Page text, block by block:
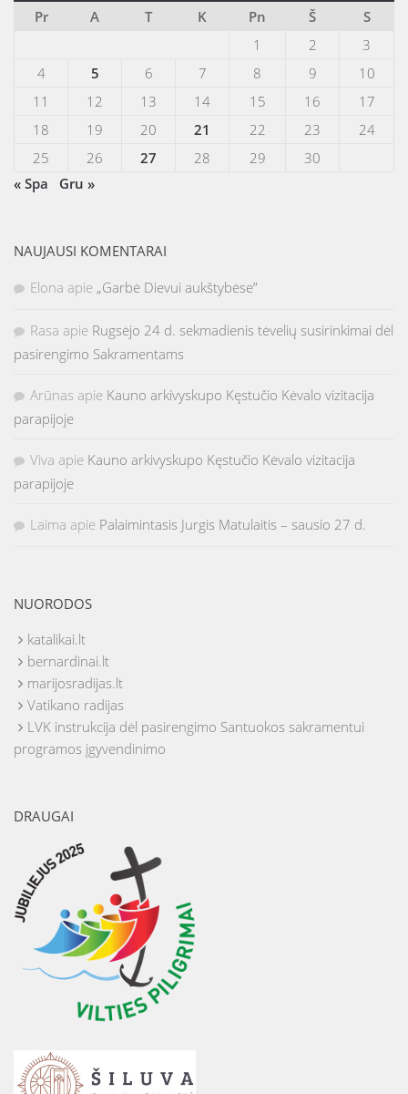
Pr
A T K Pn Š
S
1
2
3
4
5 6 7 8 9
10
11
12 13 14 15 16
17
18
19 20 21 22 23
24
25
26 27 28 29
30
« Spa
Gru »
NAUJAUSI KOMENTARAI
Elona apie „Garbė Dievui aukštybėse”
Rasa apie Rugsėjo 24 d. sekmadienis tėvelių susirinkimai dėl
pasirengimo Sakramentams
Arūnas apie Kauno arkivyskupo Kęstučio Kėvalo vizitacija
parapijoje
Viva apie Kauno arkivyskupo Kęstučio Kėvalo vizitacija
parapijoje
Laima apie Palaimintasis Jurgis Matulaitis – sausio 27 d.
NUORODOS
katalikai.lt
bernardinai.lt
marijosradijas.lt
Vatikano radijas
LVK instrukcija dėl pasirengimo Santuokos sakramentui
programos įgyvendinimo
DRAUGAI